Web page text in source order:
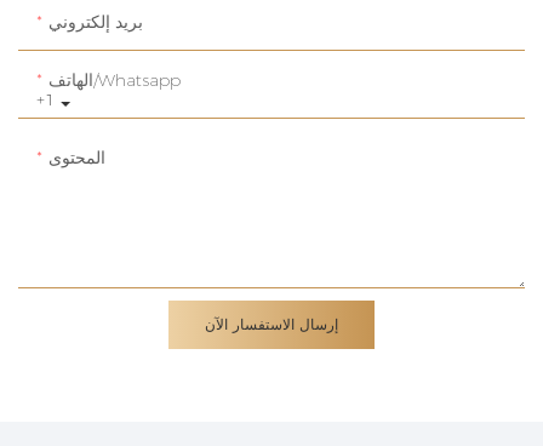
بريد إلكتروني
+1
الهاتف/whatsapp
المحتوى
إرسال الاستفسار الآن